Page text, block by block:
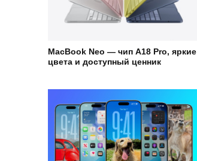
MacBook Neo — чип A18 Pro, яркие
цвета и доступный ценник